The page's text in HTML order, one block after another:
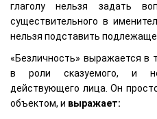
глаголу нельзя задать
существительного в
нельзя подставить
«Безличность» выражается в
в роли сказуемого, и не
действующего лица. Он
объектом, и выражает: